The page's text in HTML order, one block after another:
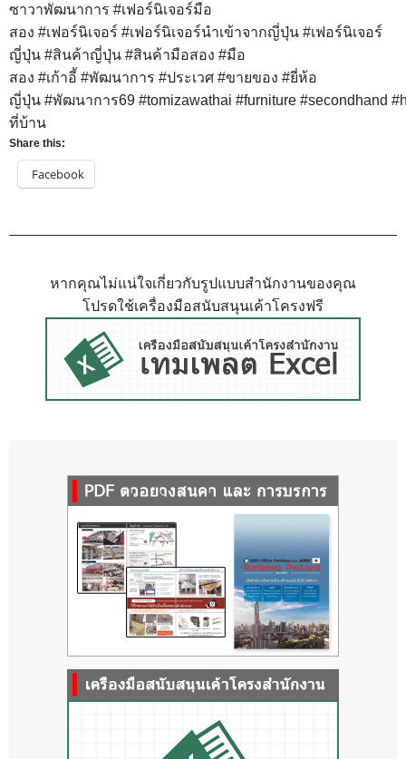
ซาวาพัฒนาการ #เฟอร์นิเจอร์มือ
สอง #เฟอร์นิเจอร์ #เฟอร์นิเจอร์นำเข้าจากญี่ปุ่น #เฟอร์นิเจอร์
ญี่ปุ่น #สินค้าญี่ปุ่น #สินค้ามือสอง #มือ
สอง #เก้าอี้ #พัฒนาการ #ประเวศ #ขายของ #ยี่ห้อ
ญี่ปุ่น #พัฒนาการ69 #tomizawathai #furniture #secondhand #
ที่บ้าน
Share this:
Facebook
หากคุณไม่แน่ใจเกี่ยวกับรูปแบบสำนักงานของคุณ
โปรดใช้เครื่องมือสนับสนุนเค้าโครงฟรี